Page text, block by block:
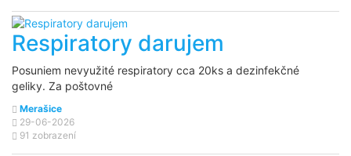
Respiratory darujem
Posuniem nevyužité respiratory cca 20ks a dezinfekčné
geliky. Za poštovné
Merašice
29-06-2026
91 zobrazení